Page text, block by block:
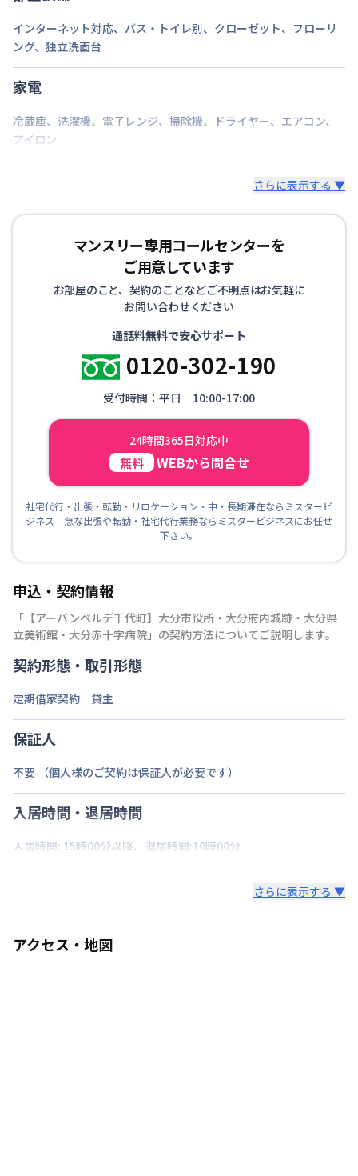
情報更新日より14日以内
情報更新日
インターネット対応、 バス・トイレ別、 クローゼット、 フローリ
ング、 独立洗面台
家電
冷蔵庫、 洗濯機、 電子レンジ、 掃除機、 ドライヤー、 エアコン、
アイロン
さらに表示する ▼
マンスリー専用コールセンターを
ご用意しています
お部屋のこと、契約のことなどご不明点はお気軽に
お問い合わせください
通話料無料で安心サポート
0120-302-190
受付時間：平日 10:00-17:00
24時間365日対応中
無料 WEBから問合せ
社宅代行・出張・転勤・リロケーション・中・長期滞在ならミスタービ
ジネス 急な出張や転勤・社宅代行業務ならミスタービジネスにお任せ
下さい。
申込・契約情報
「 【アーバンベルデ千代町】大分市役所・大分府内城跡・大分県
立美術館・大分赤十字病院 」の契約方法についてご説明します。
契約形態・取引形態
定期借家契約｜貸主
保証人
不要 （個人様のご契約は保証人が必要です）
入居時間・退居時間
入居時間: 15時00分以降、退居時間:10時00分
さらに表示する ▼
アクセス・地図